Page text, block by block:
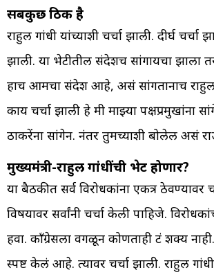
सबकुछ ठिक है
राहुल गांधी यांच्याशी चर्चा झाली. दीर्घ चर्चा
झाली. या भेटीतील संदेशच सांगायचा झाला
हाच आमचा संदेश आहे, असं सांगतानाच राहुल
काय चर्चा झाली हे मी माझ्या पक्षप्रमुखांना
ठाकरेंना सांगेन. नंतर तुमच्याशी बोलेल असं
मुख्यमंत्री-राहुल गांधींची भेट होणार?
या बैठकीत सर्व विरोधकांना एकत्र ठेवण्यावर
विषयावर सर्वांनी चर्चा केली पाहिजे.
हवा. काँग्रेसला वगळून कोणताही फ्रंट शक्य
स्पष्ट केलं आहे. त्यावर चर्चा झाली. राहुल